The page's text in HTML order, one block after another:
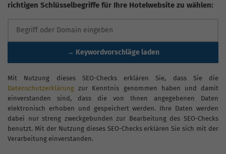
richtigen Schlüsselbegriffe für Ihre Hotelwebsite zu wählen:
→ Keywordvorschläge laden
Mit Nutzung dieses SEO-Checks erklären Sie, dass Sie die
Datenschutzerklärung zur Kenntnis genommen haben und damit
einverstanden sind, dass die von Ihnen angegebenen Daten
elektronisch erhoben und gespeichert werden. Ihre Daten werden
dabei nur streng zweckgebunden zur Bearbeitung des SEO-Checks
benutzt. Mit der Nutzung dieses SEO-Checks erklären Sie sich mit der
Verarbeitung einverstanden.